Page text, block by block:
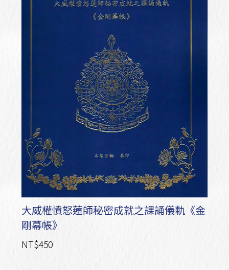
大威權憤怒蓮師秘密成就之課誦儀軌《金
剛幕帳》
NT$450